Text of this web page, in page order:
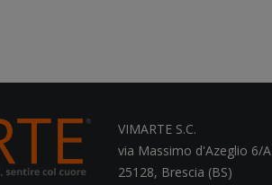
VIMARTE S.C.
via Massimo d'Azeglio 6/A
25128, Brescia (BS)